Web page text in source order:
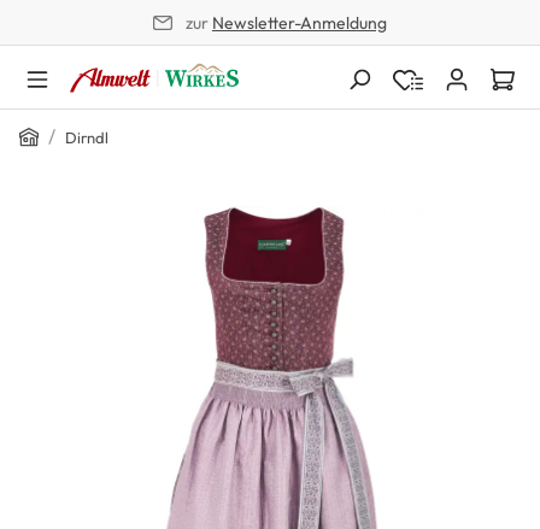
zur Newsletter-Anmeldung
Home
/ Dirndl